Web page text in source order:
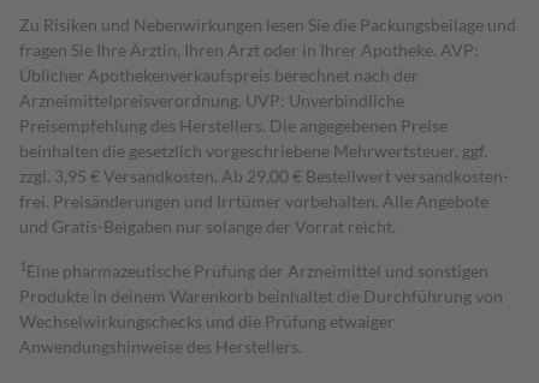
Zu Risiken und Nebenwirkungen lesen Sie die Packungsbeilage und
fragen Sie Ihre Ärztin, Ihren Arzt oder in Ihrer Apotheke. AVP:
Üblicher Apothekenverkaufspreis berechnet nach der
Arzneimittelpreisverordnung. UVP: Unverbindliche
Preisempfehlung des Herstellers. Die angegebenen Preise
beinhalten die gesetzlich vorgeschriebene Mehrwertsteuer, ggf.
zzgl. 3,95 € Versandkosten. Ab 29,00 € Bestell­wert versand­kosten­
frei. Preisänderungen und Irrtümer vorbehalten. Alle Angebote
und Gratis-Beigaben nur solange der Vorrat reicht.
1 Eine pharmazeutische Prüfung der Arzneimittel und sonstigen
Produkte in deinem Warenkorb beinhaltet die Durchführung von
Wechselwirkungschecks und die Prüfung etwaiger
Anwendungshinweise des Herstellers.